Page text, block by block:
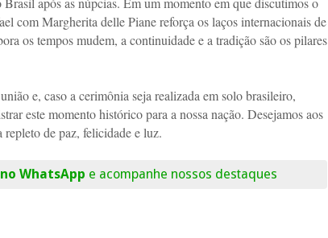
com Margherita delle Piane reforça os laços internacionais de
os tempos mudem, a continuidade e a tradição são os pilares
e, caso a cerimônia seja realizada em solo brasileiro,
este momento histórico para a nossa nação. Desejamos aos
repleto de paz, felicidade e luz.
WhatsApp e acompanhe nossos destaques